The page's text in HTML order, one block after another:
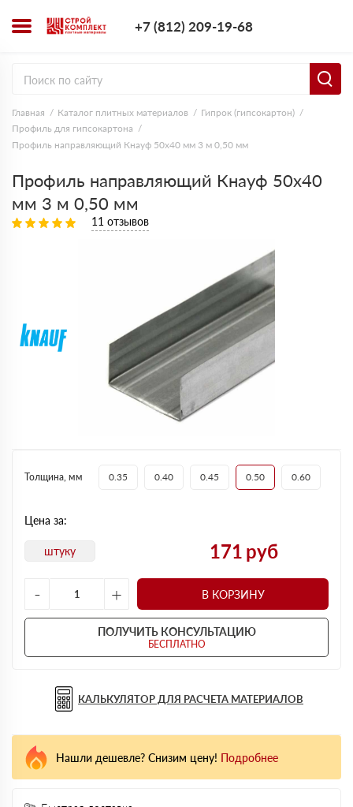
+7 (812) 209-19-68
Главная Каталог плитных материалов
Гипрок (гипсокартон)
Профиль для гипсокартона
Профиль направляющий Кнауф 50х40 мм 3 м 0,50 мм
Профиль направляющий Кнауф 50х40
мм 3 м 0,50 мм
11 отзывов
Толщина, мм 0.35 0.40 0.45 0.50 0.60
Цена за:
штуку 171 руб
-
+ В КОРЗИНУ
ПОЛУЧИТЬ КОНСУЛЬТАЦИЮ
БЕСПЛАТНО
КАЛЬКУЛЯТОР ДЛЯ РАСЧЕТА МАТЕРИАЛОВ
Нашли дешевле? Снизим цену! Подробнее